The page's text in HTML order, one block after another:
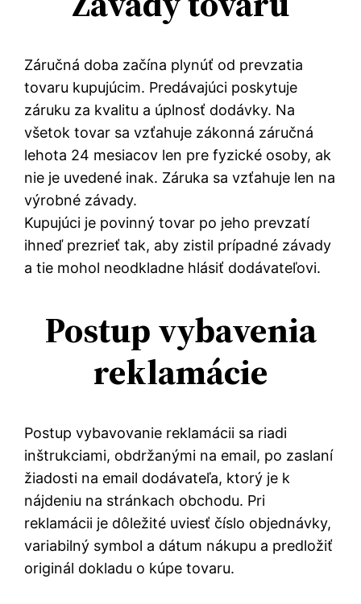
Záručná doba začína plynúť od prevzatia
tovaru kupujúcim. Predávajúci poskytuje
záruku za kvalitu a úplnosť dodávky. Na
všetok tovar sa vzťahuje zákonná záručná
lehota 24 mesiacov len pre fyzické osoby, ak
nie je uvedené inak. Záruka sa vzťahuje len na
výrobné závady.
Kupujúci je povinný tovar po jeho prevzatí
ihneď prezrieť tak, aby zistil prípadné závady
a tie mohol neodkladne hlásiť dodávateľovi.
Postup vybavenia
reklamácie
Postup vybavovanie reklamácii sa riadi
inštrukciami, obdržanými na email, po zaslaní
žiadosti na email dodávateľa, ktorý je k
nájdeniu na stránkach obchodu. Pri
reklamácii je dôležité uviesť číslo objednávky,
variabilný symbol a dátum nákupu a predložiť
originál dokladu o kúpe tovaru.